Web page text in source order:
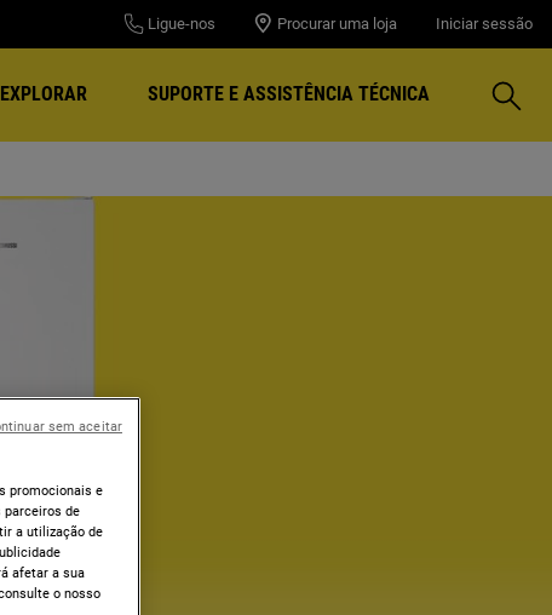
Ligue-nos Procurar uma loja Iniciar sessão
EXPLORAR SUPORTE E ASSISTÊNCIA TÉCNICA
promocionais e
parceiros de
a utilização de
afetar a sua
o nosso
sem aceitar